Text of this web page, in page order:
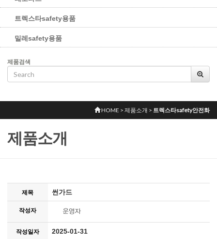
트렉스타safety용품
밀레safety용품
제품검색
HOME > 제품소개 > 트렉스타safety안전화
제품소개
제목 썬가드
작성자
작성일자 2025-01-31